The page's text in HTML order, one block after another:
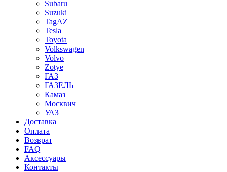
Subaru
Suzuki
TagAZ
Tesla
Toyota
Volkswagen
Volvo
Zotye
ГАЗ
ГАЗЕЛЬ
Камаз
Москвич
УАЗ
Доставка
Оплата
Возврат
FAQ
Аксессуары
Контакты